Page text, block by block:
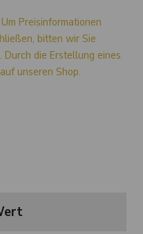
Preisinformationen
bitten wir Sie
die Erstellung eines
unseren Shop.